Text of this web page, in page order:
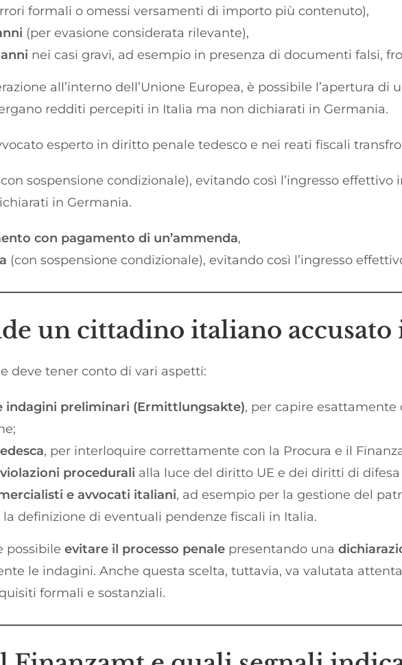
formali o omessi versamenti di importo più contenuto),
(per evasione considerata rilevante),
nei casi gravi, ad esempio in presenza di documenti falsi,
all’interno dell’Unione Europea, è possibile l’apertura di
redditi percepiti in Italia ma non dichiarati in Germania.
esperto in diritto penale tedesco e nei reati fiscali
sospensione condizionale), evitando così l’ingresso
in Germania.
con pagamento di un’ammenda,
(con sospensione condizionale), evitando così l’ingresso
un cittadino italiano accusato
deve tener conto di vari aspetti:
indagini preliminari (Ermittlungsakte), per capire esattamente
, per interloquire correttamente con la Procura e il
procedurali alla luce del diritto UE e dei diritti di difesa
e avvocati italiani, ad esempio per la gestione del
definizione di eventuali pendenze fiscali in Italia.
possibile evitare il processo penale presentando una
le indagini. Anche questa scelta, tuttavia, va valutata
formali e sostanziali.